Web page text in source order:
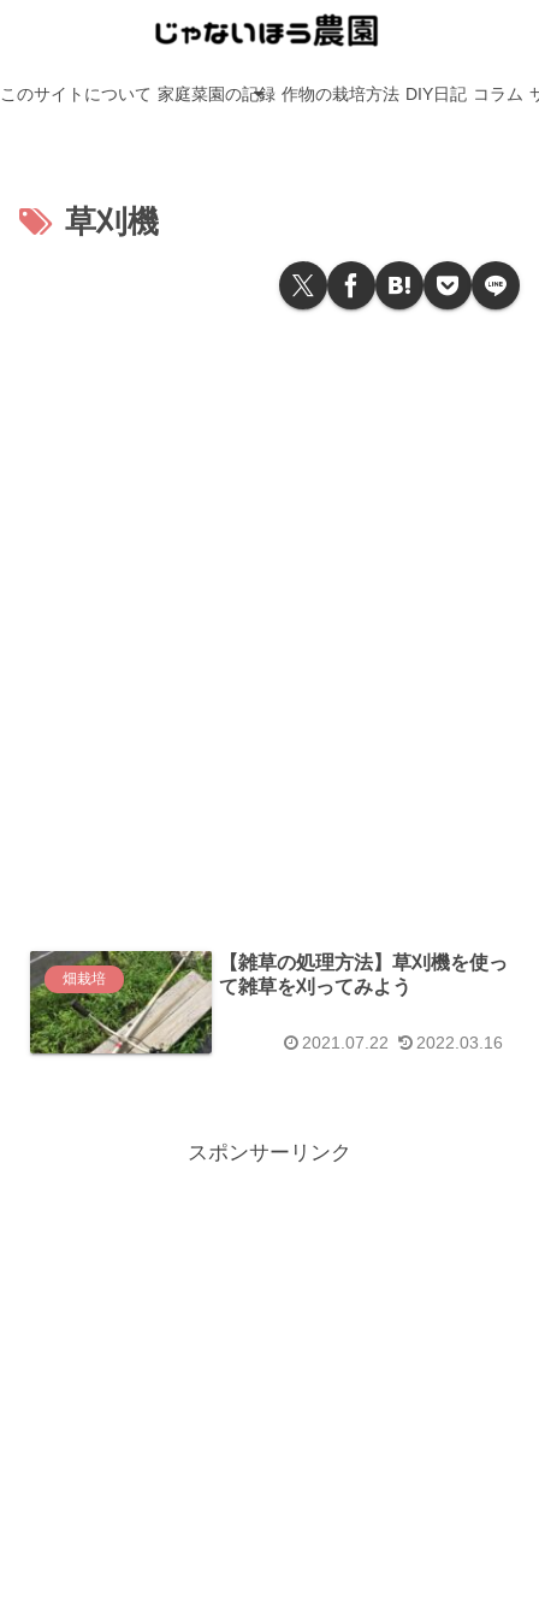
このサイトについて 家庭菜園の記録 作物の栽培方法 DIY日記 コラム
草刈機
畑栽培
【雑草の処理方法】草刈機を使っ
て雑草を刈ってみよう
2021.07.22 2022.03.16
スポンサーリンク